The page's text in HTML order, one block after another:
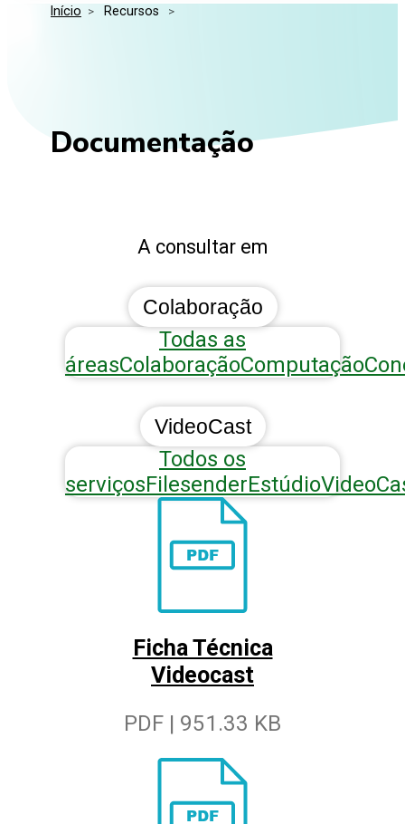
Media Kit
Perguntas Frequentes
Eventos
Início > Recursos >
Documentação
A consultar em
Colaboração
Todas as
áreasColaboraçãoComputação
VideoCast
Todos os
serviçosFilesenderEstúdio
Ficha Técnica
Videocast
PDF | 951.33 KB